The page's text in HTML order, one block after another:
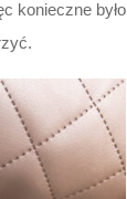
konieczne było